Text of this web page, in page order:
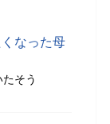
なった母
そう